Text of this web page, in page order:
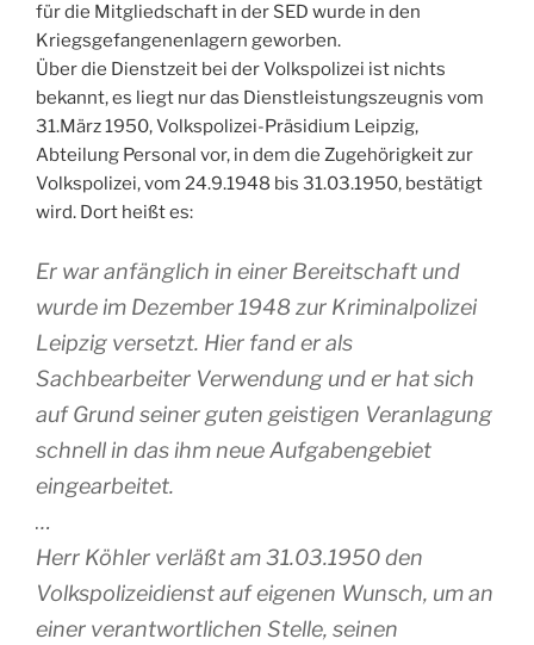
für die Mitgliedschaft in der SED wurde in den
Kriegsgefangenenlagern geworben.
Über die Dienstzeit bei der Volkspolizei ist nichts
bekannt, es liegt nur das Dienstleistungszeugnis vom
31.März 1950, Volkspolizei-Präsidium Leipzig,
Abteilung Personal vor, in dem die Zugehörigkeit zur
Volkspolizei, vom 24.9.1948 bis 31.03.1950, bestätigt
wird. Dort heißt es:
Er war anfänglich in einer Bereitschaft und
wurde im Dezember 1948 zur Kriminalpolizei
Leipzig versetzt. Hier fand er als
Sachbearbeiter Verwendung und er hat sich
auf Grund seiner guten geistigen Veranlagung
schnell in das ihm neue Aufgabengebiet
eingearbeitet.
…
Herr Köhler verläßt am 31.03.1950 den
Volkspolizeidienst auf eigenen Wunsch, um an
einer verantwortlichen Stelle, seinen